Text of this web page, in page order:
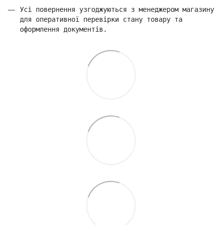
Усі повернення узгоджуються з менеджером магазину
для оперативної перевірки стану товару та
оформлення документів.